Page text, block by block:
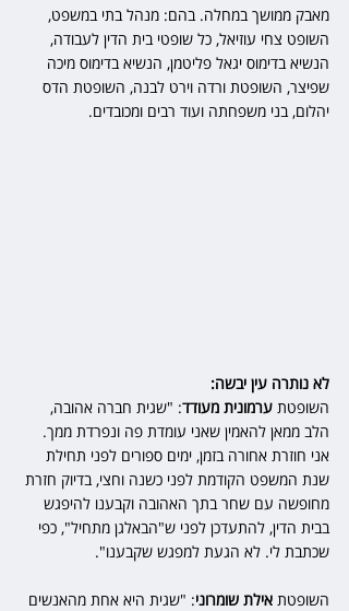
מאבק ממושך במחלה. בהם: מנהל בתי במשפט,
השופט צחי עוזיאל, כל שופטי בית הדין לעבודה,
הנשיא בדימוס יגאל פליטמן, הנשיא בדימוס מיכה
שפיצר, השופטת ורדה וירט לבנה, השופטת הדס
יהלום, בני משפחתה ועוד רבים ומכובדים.
לא נותרה עין יבשה:
השופטת ערמונית מעודד: "שגית חברה אהובה,
הלב ממאן להאמין שאני עומדת פה ונפרדת ממך.
אני חוזרת אחורה בזמן, ימים ספורים לפני תחילת
שנת המשפט הקודמת לפני כשנה וחצי, בדיוק חזרת
מחופשה עם שחר בתך האהובה וקבענו להיפגש
בבית הדין, להתעדכן לפני ש"הבאלגן מתחיל", כפי
שכתבת לי. לא הגעת למפגש שקבענו".
השופטת אילת שומרוני: "שגית היא אחת מהאנשים